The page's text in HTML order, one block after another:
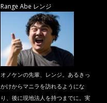
Range Abe レンジ
オノケンの先輩、レンジ。あるきっ
かけからマニラを訪れるようにな
り、後に現地法人を持つまでに。実